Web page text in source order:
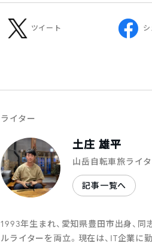
ツイート
ライター
土庄 雄平
山岳自転車旅ライ
記事一覧へ
1993年生まれ、愛知県豊田市出身、
ルライターを両立。現在は、IT企業に